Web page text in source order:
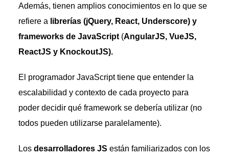
Además, tienen amplios conocimientos en lo que se
refiere a librerías (jQuery, React, Underscore) y
frameworks de JavaScript(AngularJS, VueJS,
ReactJS y KnockoutJS).
El programador JavaScript tiene que entender la
escalabilidad y contexto de cada proyecto para
poder decidir qué framework se debería utilizar (no
todos pueden utilizarse paralelamente).
Losdesarrolladores JS están familiarizados con los